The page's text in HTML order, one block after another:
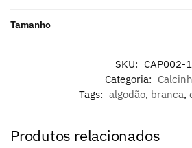
Tamanho
SKU: CAP002-1
Categoria:
Tags: algodão, branca,
Produtos relacionados